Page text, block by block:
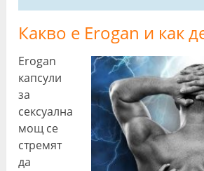
Какво е Erogan и как
Erogan
капсули
за
сексуална
мощ се
стремят
да